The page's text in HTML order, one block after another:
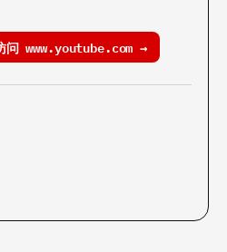
www.youtube.com →